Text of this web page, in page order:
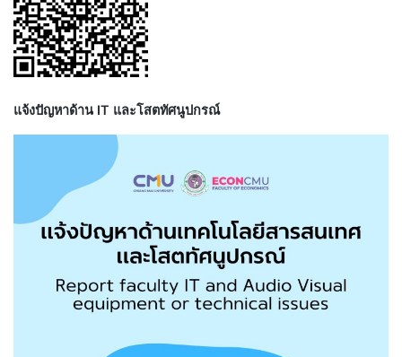
แจ้งปัญหาด้าน IT และโสตทัศนูปกรณ์